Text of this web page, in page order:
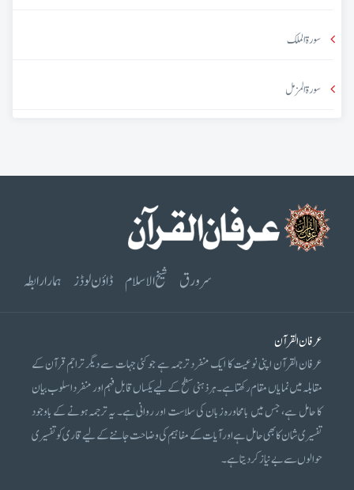
سورۃ الملک
سورۃ المزمل
سرورق شیخ الاسلام ڈاؤن لوڈز ہمارا رابطہ
عرفان القرآن
عرفان القرآن اپنی نوعیت کا ایک منفرد ترجمہ ہے جو کئی جہات سے دیگر تراجم قرآن کے
مقابلہ میں نمایاں مقام رکھتا ہے۔ ہر ذہنی سطح کے لیے یکساں قابل فہم اور منفرد اسلوب بیان
کا حامل ہے، جس میں بامحاورہ زبان کی سلاست اور روانی ہے۔ یہ ترجمہ ہونے کے باوجود
تفسیری شان کا بھی حامل ہے اور آیات کے مفاہیم کی وضاحت جاننے کے لیے قاری کو تفسیری
حوالوں سے بے نیاز کر دیتا ہے۔